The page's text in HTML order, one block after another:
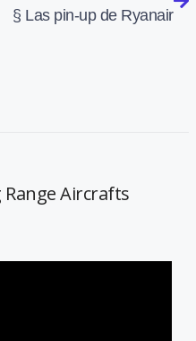
§ Las pin-up de Ryanair
Aircrafts